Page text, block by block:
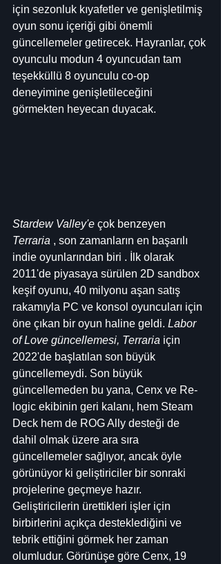
için sezonluk kıyafetler ve genişletilmiş
oyun sonu içeriği gibi önemli
güncellemeler getirecek. Hayranlar, çok
oyunculu modun 4 oyuncudan tam
teşekküllü 8 oyunculu co-op
deneyimine genişletileceğini
görmekten heyecan duyacak.
Stardew Valley'e çok benzeyen
Terraria , son zamanların en başarılı
indie oyunlarından biri . İlk olarak
2011'de piyasaya sürülen 2D sandbox
keşif oyunu, 40 milyonu aşan satış
rakamıyla PC ve konsol oyuncuları için
öne çıkan bir oyun haline geldi. Labor
of Love güncellemesi, Terraria için
2022'de başlatılan son büyük
güncellemeydi. Son büyük
güncellemeden bu yana, Cenx ve Re-
logic ekibinin geri kalanı, hem Steam
Deck hem de ROG Ally desteği de
dahil olmak üzere ara sıra
güncellemeler sağlıyor, ancak öyle
görünüyor ki geliştiriciler bir sonraki
projelerine geçmeye hazır.
Geliştiricilerin ürettikleri işler için
birbirlerini açıkça desteklediğini ve
tebrik ettiğini görmek her zaman
olumludur. Görünüşe göre Cenx, 19